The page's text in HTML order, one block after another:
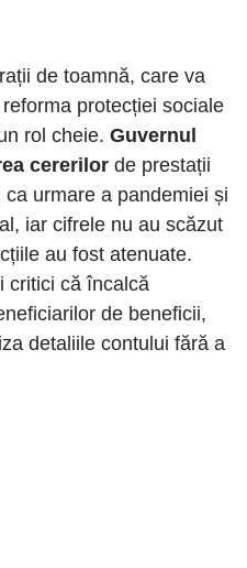
de toamnă, care va
protecției sociale
rol cheie. Guvernul
cererilor de prestații
urmare a pandemiei și
iar cifrele nu au scăzut
au fost atenuate.
critici că încalcă
de beneficii,
detaliile contului fără a